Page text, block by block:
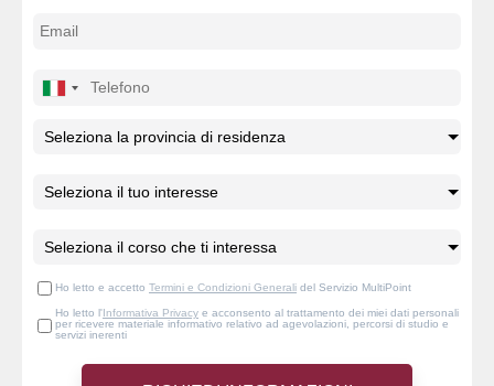
Ho letto e accetto Termini e Condizioni Generali del Servizio MultiPoint
Ho letto l'Informativa Privacy e acconsento al trattamento dei miei dati personali
per ricevere materiale informativo relativo ad agevolazioni, percorsi di studio e
servizi inerenti